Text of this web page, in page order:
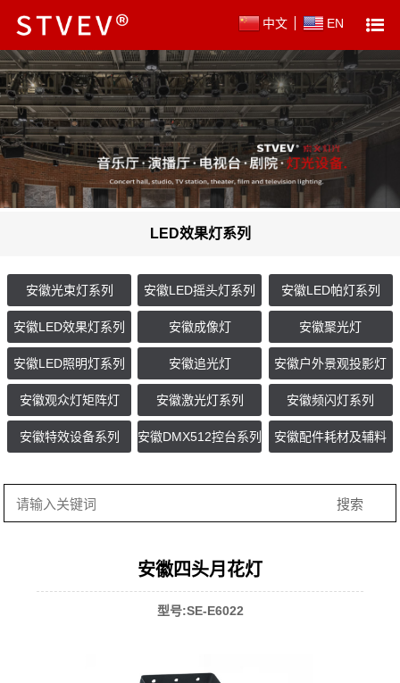
中文 EN
LED效果灯系列
安徽光束灯系列 安徽LED摇头灯系列 安徽LED帕灯系列
安徽LED效果灯系列 安徽成像灯 安徽聚光灯
安徽LED照明灯系列 安徽追光灯 安徽户外景观投影灯
安徽观众灯矩阵灯 安徽激光灯系列 安徽频闪灯系列
安徽特效设备系列 安徽DMX512控台系列 安徽配件耗材及辅料
安徽四头月花灯
型号:SE-E6022